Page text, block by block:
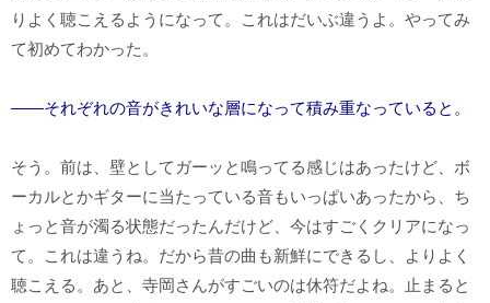
りよく聴こえるようになって。これはだいぶ違うよ。やってみ
て初めてわかった。
――それぞれの音がきれいな層になって積み重なっていると。
そう。前は、壁としてガーッと鳴ってる感じはあったけど、ボ
ーカルとかギターに当たっている音もいっぱいあったから、ち
ょっと音が濁る状態だったんだけど、今はすごくクリアになっ
て。これは違うね。だから昔の曲も新鮮にできるし、よりよく
聴こえる。あと、寺岡さんがすごいのは休符だよね。止まると